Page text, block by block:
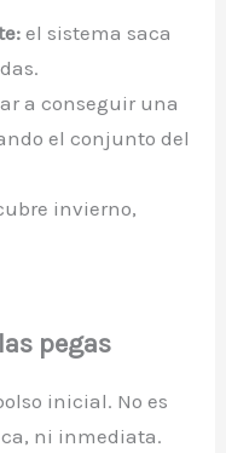
el sistema saca
a conseguir una
el conjunto del
invierno,
pegas
inicial. No es
ni inmediata.